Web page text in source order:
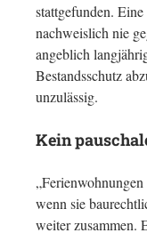
stattgefunden.
nachweislich nie
angeblich
Bestandsschutz
unzulässig.
Kein
wenn sie
weiter zusammen.